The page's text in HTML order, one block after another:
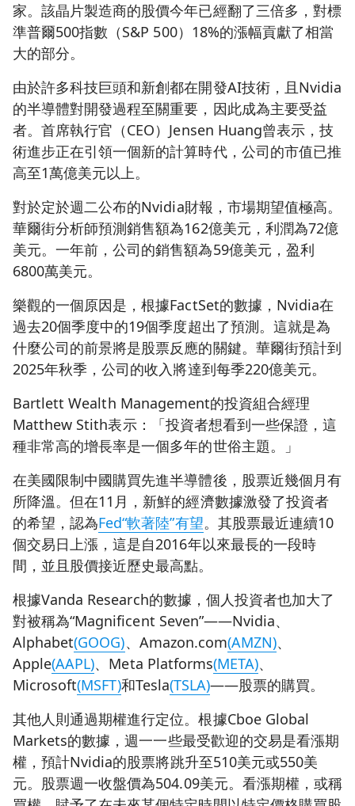
家。該晶片製造商的股價今年已經翻了三倍多，對標
準普爾500指數（S&P 500）18%的漲幅貢獻了相當
大的部分。
由於許多科技巨頭和新創都在開發AI技術，且Nvidia
的半導體對開發過程至關重要，因此成為主要受益
者。首席執行官（CEO）Jensen Huang曾表示，技
術進步正在引領一個新的計算時代，公司的市值已推
高至1萬億美元以上。
對於定於週二公布的Nvidia財報，市場期望值極高。
華爾街分析師預測銷售額為162億美元，利潤為72億
美元。一年前，公司的銷售額為59億美元，盈利
6800萬美元。
樂觀的一個原因是，根據FactSet的數據，Nvidia在
過去20個季度中的19個季度超出了預測。這就是為
什麼公司的前景將是股票反應的關鍵。華爾街預計到
2025年秋季，公司的收入將達到每季220億美元。
Bartlett Wealth Management的投資組合經理
Matthew Stith表示：「投資者想看到一些保證，這
種非常高的增長率是一個多年的世俗主題。」
在美國限制中國購買先進半導體後，股票近幾個月有
所降溫。但在11月，新鮮的經濟數據激發了投資者
的希望，認為Fed“軟著陸”有望。其股票最近連續10
個交易日上漲，這是自2016年以來最長的一段時
間，並且股價接近歷史最高點。
根據Vanda Research的數據，個人投資者也加大了
對被稱為“Magnificent Seven”——Nvidia、
Alphabet(GOOG)、Amazon.com(AMZN)、
Apple(AAPL)、Meta Platforms(META)、
Microsoft(MSFT)和Tesla(TSLA)——股票的購買。
其他人則通過期權進行定位。根據Cboe Global
Markets的數據，週一一些最受歡迎的交易是看漲期
權，預計Nvidia的股票將跳升至510美元或550美
元。股票週一收盤價為504.09美元。看漲期權，或稱